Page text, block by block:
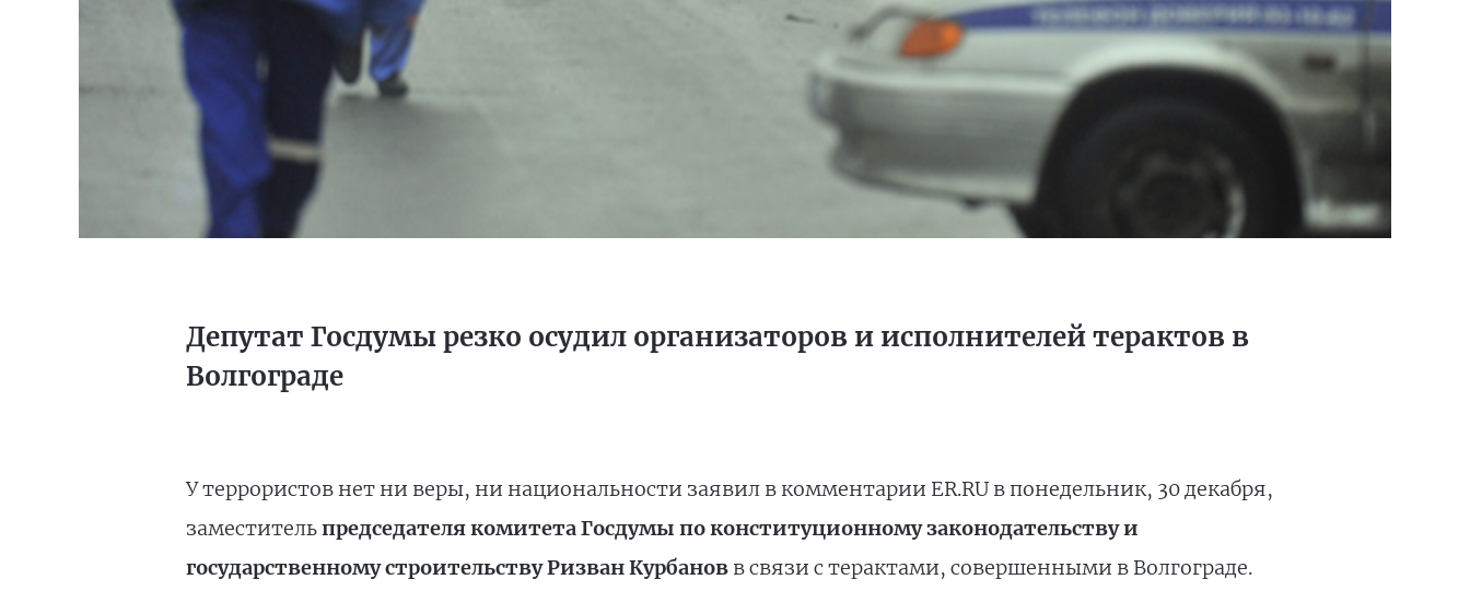
Депутат Госдумы резко осудил организаторов и исполнителей терактов в
Волгограде
У террористов нет ни веры, ни национальности заявил в комментарии ER.RU в понедельник, 30 декабря,
заместительпредседателя комитета Госдумы по конституционному законодательству и
государственному строительству Ризван Курбановв связи с терактами, совершенными в Волгограде.